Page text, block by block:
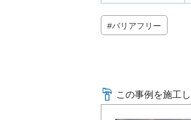
バリアフリー
この事例を施工